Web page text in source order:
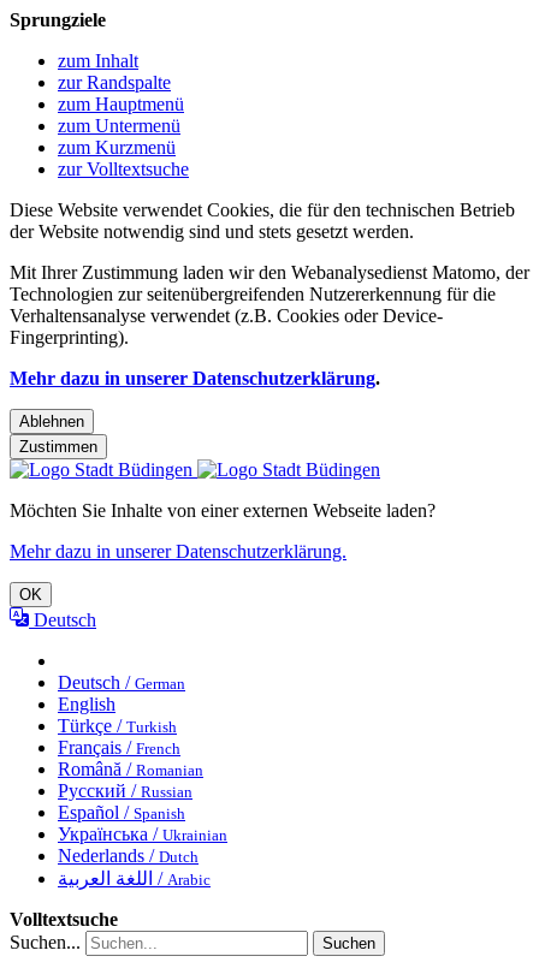
Sprungziele
zum Inhalt
zur Randspalte
zum Hauptmenü
zum Untermenü
zum Kurzmenü
zur Volltextsuche
Diese Website verwendet Cookies, die für den technischen Betrieb
der Website notwendig sind und stets gesetzt werden.
Mit Ihrer Zustimmung laden wir den Webanalysedienst Matomo, der
Technologien zur seitenübergreifenden Nutzererkennung für die
Verhaltensanalyse verwendet (z.B. Cookies oder Device-
Fingerprinting).
Mehr dazu in unserer Datenschutzerklärung.
Ablehnen
Zustimmen
Möchten Sie Inhalte von einer externen Webseite laden?
Mehr dazu in unserer Datenschutzerklärung.
OK
Deutsch
Deutsch / German
English
Türkçe / Turkish
Français / French
Română / Romanian
Русский / Russian
Español / Spanish
Українська / Ukrainian
Nederlands / Dutch
اللغة العربية / Arabic
Volltextsuche
Suchen...
Suchen